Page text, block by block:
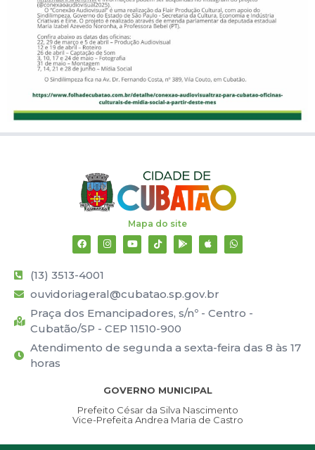
Mapa do site
(13) 3513-4001
ouvidoriageral@cubatao.sp.gov.br
Praça dos Emancipadores, s/nº - Centro -
Cubatão/SP - CEP 11510-900
Atendimento de segunda a sexta-feira das 8 às 17
horas
GOVERNO MUNICIPAL
Prefeito César da Silva Nascimento
Vice-Prefeita Andrea Maria de Castro